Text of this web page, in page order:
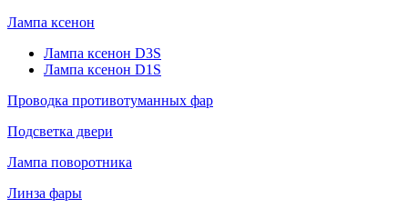
Лампа ксенон
Лампа ксенон D3S
Лампа ксенон D1S
Проводка противотуманных фар
Подсветка двери
Лампа поворотника
Линза фары